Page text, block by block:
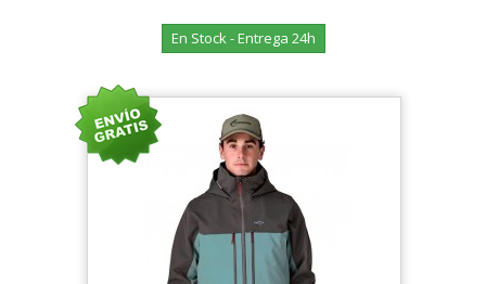
En Stock - Entrega 24h